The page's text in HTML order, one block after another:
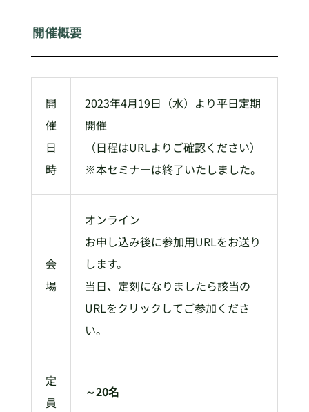
開催概要
開
催
日
時
2023年4月19日（水）より平日定期
開催
（日程はURLよりご確認ください）
※本セミナーは終了いたしました。
会
場
オンライン
お申し込み後に参加用URLをお送り
します。
当日、定刻になりましたら該当の
URLをクリックしてご参加くださ
い。
定
員
～20名